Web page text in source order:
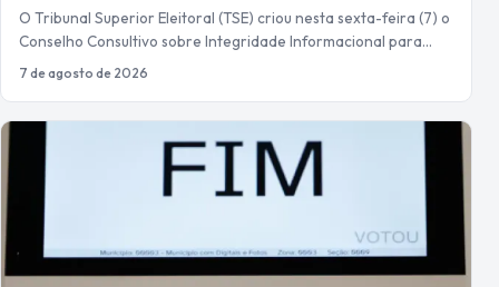
O Tribunal Superior Eleitoral (TSE) criou nesta sexta-feira (7) o
Conselho Consultivo sobre Integridade Informacional para…
7 de agosto de 2026